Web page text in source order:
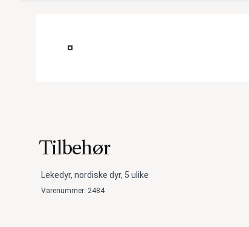
Tilbehør
Lekedyr, nordiske dyr, 5 ulike
Varenummer: 2484